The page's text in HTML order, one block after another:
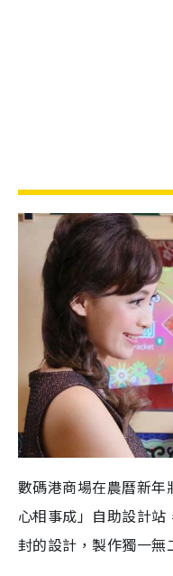
數碼港商場在農曆新
心相事成」自助設計
封的設計，製作獨一無